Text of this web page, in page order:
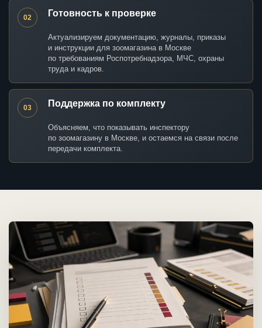
02 Готовность к проверке
Актуализируем документацию, журналы, приказы
и инструкции для зоомагазина в Москве
по требованиям Роспотребнадзора, МЧС, охраны
труда и кадров.
03 Поддержка по комплекту
Объясняем, что показывать инспектору
по зоомагазину в Москве, и остаемся на связи после
передачи комплекта.